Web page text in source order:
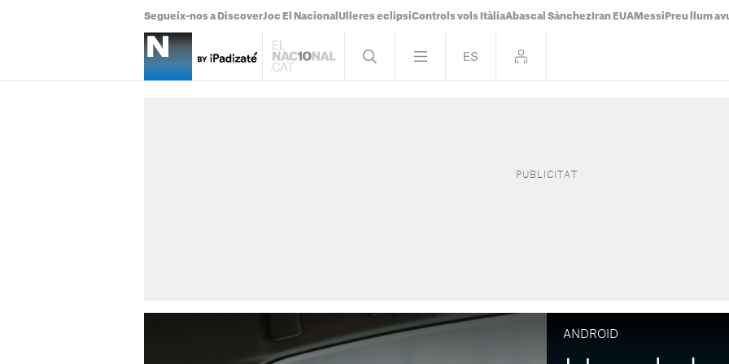
Segueix-nos a DiscoverJoc El Nacional Ulleres eclipsiControls vols ItàliaAbascal Sánchez Iran EUA Messi Preu llum
ANDROID